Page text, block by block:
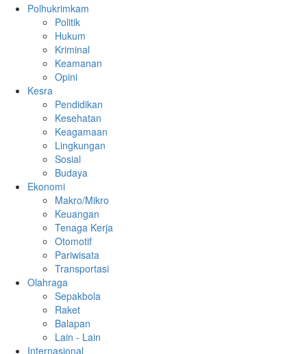
Polhukrimkam
Politik
Hukum
Kriminal
Keamanan
Opini
Kesra
Pendidikan
Kesehatan
Keagamaan
Lingkungan
Sosial
Budaya
Ekonomi
Makro/Mikro
Keuangan
Tenaga Kerja
Otomotif
Pariwisata
Transportasi
Olahraga
Sepakbola
Raket
Balapan
Lain - Lain
Internasional